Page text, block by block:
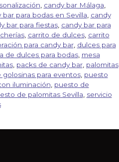
candy bar Málaga
bar para bodas en Sevilla candy
bar para fiestas, candy bar para
, carrito de dulces, carrito
para candy bar, dulces para
de dulces para bodas, mesa
, packs de candy bar, palomitas
golosinas para eventos, puesto
iluminación puesto de
de palomitas Sevilla servicio